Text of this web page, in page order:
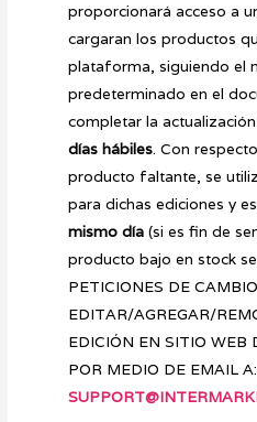
proporcionará acceso a
cargaran los productos
plataforma, siguiendo el
predeterminado en el
completar la
días hábiles. Con
producto faltante, se
para dichas ediciones y
mismo día (si es fin de
producto bajo en stock
PETICIONES DE
EDITAR/AGREGAR/
EDICIÓN EN SITIO WEB
POR MEDIO DE EMAIL A: